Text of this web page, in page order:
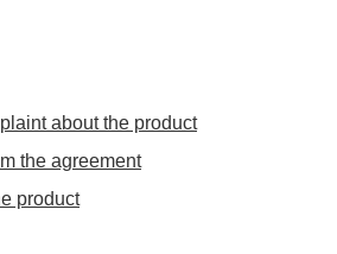
about the product
the agreement
product